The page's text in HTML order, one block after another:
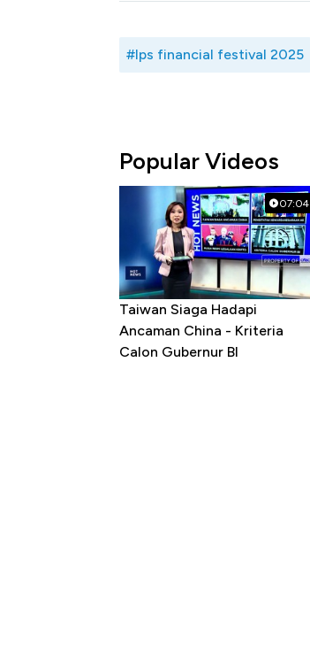
#lps financial festival 2025
Popular Videos
07:04
Taiwan Siaga Hadapi
Ancaman China - Kriteria
Calon Gubernur BI